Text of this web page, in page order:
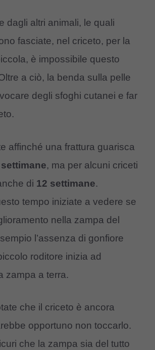
dagli altri animali, le quali
fasciate, nel criceto, per la
è impossibile questo
a ciò, la benda sulla pelle
degli sfoghi cutanei e far
affinché una frattura guarisca
settimane, ma per alcuni criceti
di 12 settimane.
tempo iniziate a vedere se
nella zampa del
l’assenza di gonfiore
roditore inizia ad
zampa a terra.
che il criceto è ancora
opportuno non toccarlo.
che la zampa sia del tutto